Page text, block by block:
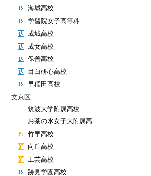
海城高校
学習院女子高等科
成城高校
成女高校
保善高校
目白研心高校
早稲田高校
文京区
筑波大学附属高校
お茶の水女子大附属高
竹早高校
向丘高校
工芸高校
跡見学園高校